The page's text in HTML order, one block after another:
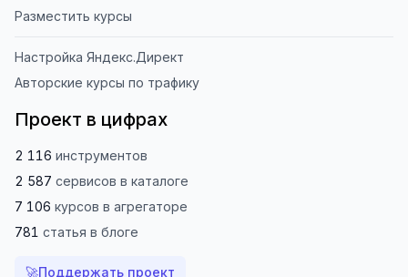
Разместить курсы
Настройка Яндекс.Директ
Авторские курсы по трафику
Проект в цифрах
2 116 инструментов
2 587 сервисов в каталоге
7 106 курсов в агрегаторе
781 статья в блоге
🚀Поддержать проект